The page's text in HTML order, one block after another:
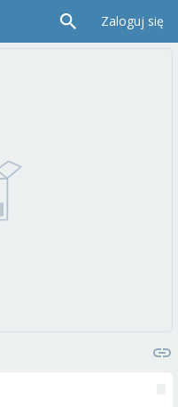
Zaloguj się